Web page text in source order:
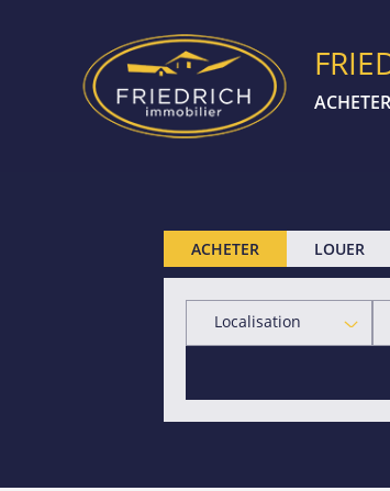
ACHETER
ACHETER LOUER
Localisation